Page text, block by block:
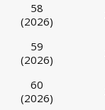
58
(2026)
59
(2026)
60
(2026)